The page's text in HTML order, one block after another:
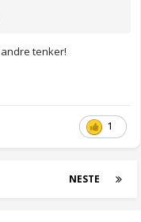
presentasjonsvid
tenker!
1
NESTE